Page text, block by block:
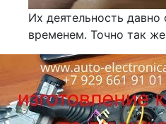
Их деятельность
временем. Точно так